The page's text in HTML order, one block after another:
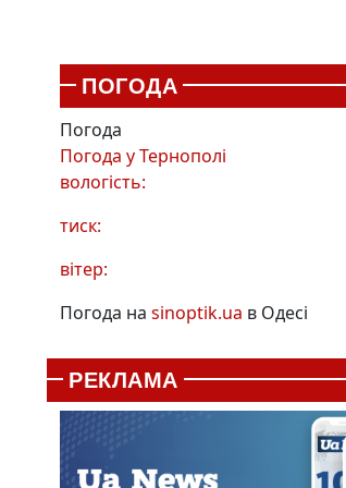
ПОГОДА
Погода
Погода уТернополі
вологість:
тиск:
вітер:
Погода на sinoptik.ua в Одесі
РЕКЛАМА